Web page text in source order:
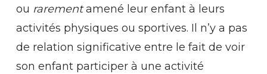
ou rarementamené leur enfant à leurs
activités physiques ou sportives. Il n’y a pas
de relation significative entre le fait de voir
son enfant participer à une activité